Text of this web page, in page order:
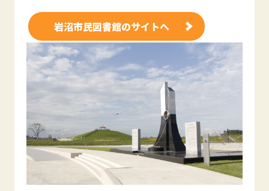
岩沼市民図書館のサイトへ